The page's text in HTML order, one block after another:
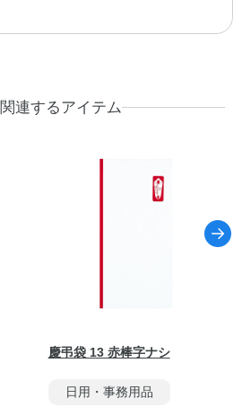
関連するアイテム
慶弔袋 13 赤棒字ナシ
日用・事務用品